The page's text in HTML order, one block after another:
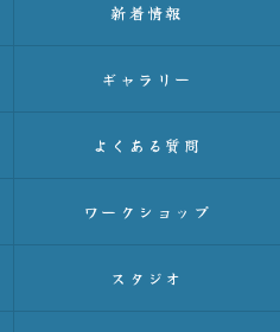
新着情報
ギャラリー
よくある質問
ワークショップ
スタジオ